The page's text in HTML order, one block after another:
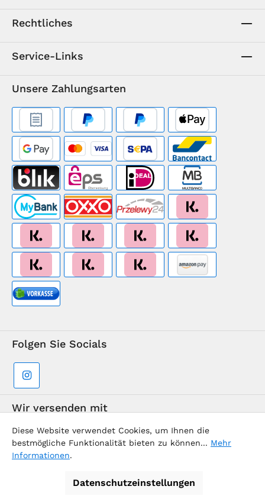
Rechtliches
Service-Links
Unsere Zahlungsarten
Folgen Sie Socials
Wir versenden mit
Diese Website verwendet Cookies, um Ihnen die
bestmögliche Funktionalität bieten zu können... Mehr
Informationen.
Datenschutzeinstellungen